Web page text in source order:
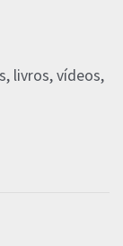
livros, vídeos,